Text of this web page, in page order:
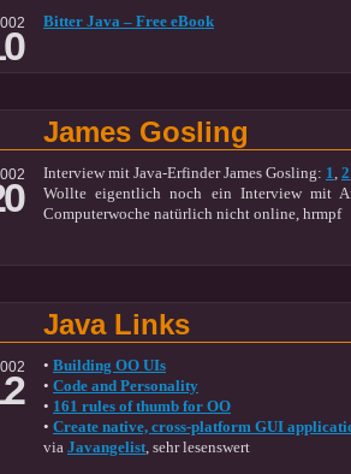
Bitter Java – Free eBook
James Gosling
Interview mit Java-Erfinder James Gosling: 1 2
Wollte eigentlich noch ein Interview mit
Computerwoche natürlich nicht online, hrmpf
Java Links
• Building OO UIs
• Code and Personality
• 161 rules of thumb for OO
• Create native, cross-platform GUI
via Javangelist, sehr lesenswert